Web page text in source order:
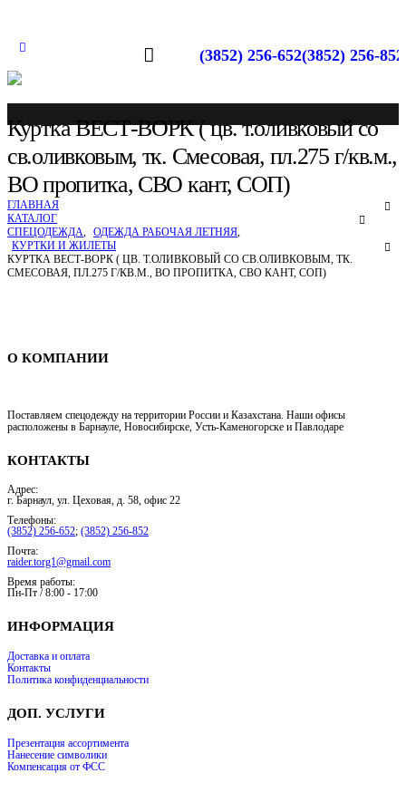
(3852) 256-652(3852) 256-852
Куртка ВЕСТ-ВОРК ( цв. т.оливковый со
св.оливковым, тк. Смесовая, пл.275 г/кв.м.,
ВО пропитка, СВО кант, СОП)
ГЛАВНАЯ
КАТАЛОГ
СПЕЦОДЕЖДА, ОДЕЖДА РАБОЧАЯ ЛЕТНЯЯ,
КУРТКИ И ЖИЛЕТЫ
КУРТКА ВЕСТ-ВОРК ( ЦВ. Т.ОЛИВКОВЫЙ СО СВ.ОЛИВКОВЫМ, ТК.
СМЕСОВАЯ, ПЛ.275 Г/КВ.М., ВО ПРОПИТКА, СВО КАНТ, СОП)
Спецодежда в Барнауле
О КОМПАНИИ
Поставляем спецодежду на территории России и Казахстана. Наши офисы
расположены в Барнауле, Новосибирске, Усть-Каменогорске и Павлодаре
КОНТАКТЫ
Адрес:
г. Барнаул, ул. Цеховая, д. 58, офис 22
Телефоны:
(3852) 256-652; (3852) 256-852
Почта:
raider.torg1@gmail.com
Время работы:
Пн-Пт / 8:00 - 17:00
ИНФОРМАЦИЯ
Доставка и оплата
Контакты
Политика конфиденциальности
ДОП. УСЛУГИ
Презентация ассортимента
Нанесение символики
Компенсация от ФСС